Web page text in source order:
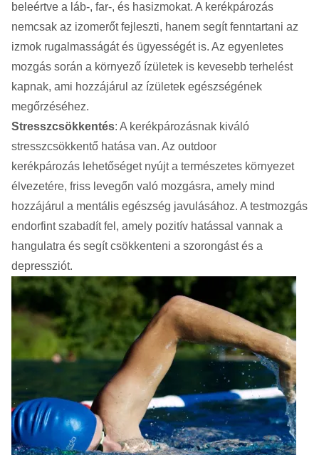
beleértve a láb-, far-, és hasizmokat. A kerékpározás
nemcsak az izomerőt fejleszti, hanem segít fenntartani az
izmok rugalmasságát és ügyességét is. Az egyenletes
mozgás során a környező ízületek is kevesebb terhelést
kapnak, ami hozzájárul az ízületek egészségének
megőrzéséhez.
Stresszcsökkentés: A kerékpározásnak kiváló
stresszcsökkentő hatása van. Az outdoor
kerékpározás lehetőséget nyújt a természetes környezet
élvezetére, friss levegőn való mozgásra, amely mind
hozzájárul a mentális egészség javulásához. A testmozgás
endorfint szabadít fel, amely pozitív hatással vannak a
hangulatra és segít csökkenteni a szorongást és a
depressziót.